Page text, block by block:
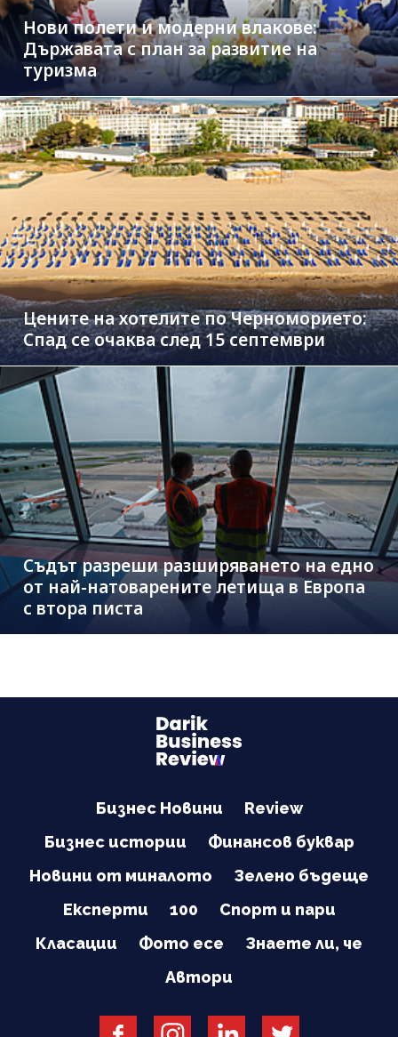
Нови полети и модерни влакове:
Държавата с план за развитие на
туризма
Цените на хотелите по Черноморието:
Спад се очаква след 15 септември
Съдът разреши разширяването на едно
от най-натоварените летища в Европа
с втора писта
Бизнес Новини
Review
Бизнес истории
Финансов буквар
Новини от миналото
Зелено бъдеще
Експерти
100
Спорт и пари
Класации
Фото есе
Знаете ли, че
Автори